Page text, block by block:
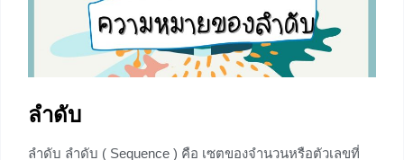
+2
ลำดับ
ลำดับ ลำดับ ( Sequence ) คือ เซตของจำนวนหรือตัวเลขที่